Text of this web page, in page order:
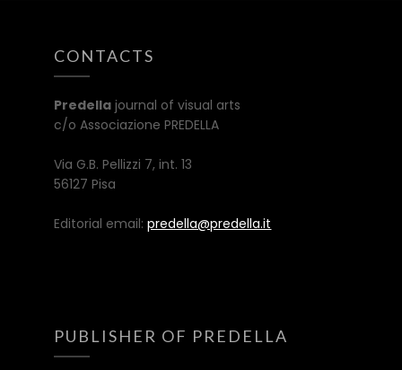
CONTACTS
Predella journal of visual arts
c/o Associazione PREDELLA
Via G.B. Pellizzi 7, int. 13
56127 Pisa
Editorial email:predella@predella.it
PUBLISHER OF PREDELLA